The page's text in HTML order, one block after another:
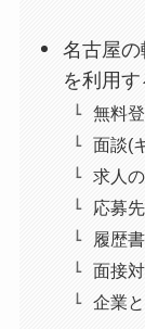
名古屋
を利用
無料
面談(
求人
応募
履歴
面接
企業